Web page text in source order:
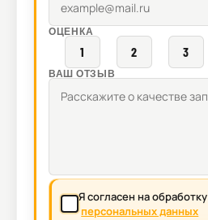
ОЦЕНКА
1 2 3
ВАШ ОТЗЫВ
Я согласен на обработку
персональных данных